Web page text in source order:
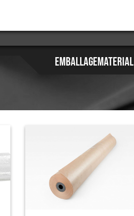
EMBALLAGEMATERIAL